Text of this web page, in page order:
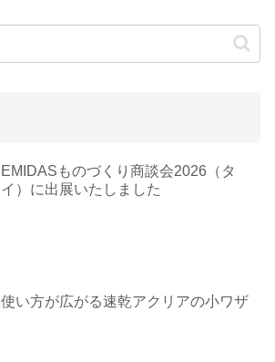
EMIDASものづくり商談会2026（タ
イ）に出展いたしました
使い方が広がる速乾アクリアの小ワザ